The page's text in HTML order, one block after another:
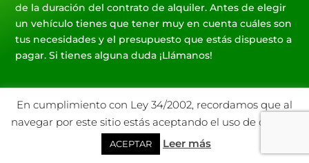
de la duración del contrato de alquiler. Antes de elegir
un vehículo tienes que tener muy en cuenta cuáles son
tus necesidades y el presupuesto que estás dispuesto a
pagar. Si tienes alguna duda ¡Llámanos!
En cumplimiento con Ley 34/2002, recordamos que al
navegar por este sitio estás aceptando el uso de cookies.
ACEPTAR Leer más